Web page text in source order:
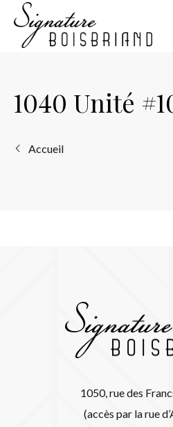
Accueil
1040 Unité
1050, rue des
(accès par la rue